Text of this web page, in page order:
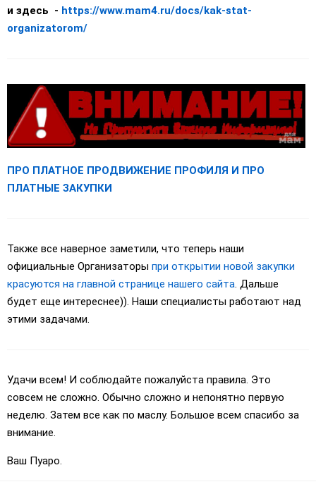
и здесь - https://www.mam4.ru/docs/kak-stat-
organizatorom/
ПРО ПЛАТНОЕ ПРОДВИЖЕНИЕ ПРОФИЛЯ И ПРО
ПЛАТНЫЕ ЗАКУПКИ
Также все наверное заметили, что теперь наши
официальные Организаторы при открытии новой закупки
красуются на главной странице нашего сайта. Дальше
будет еще интереснее)). Наши специалисты работают над
этими задачами.
Удачи всем! И соблюдайте пожалуйста правила. Это
совсем не сложно. Обычно сложно и непонятно первую
неделю. Затем все как по маслу. Большое всем спасибо за
внимание.
Ваш Пуаро.